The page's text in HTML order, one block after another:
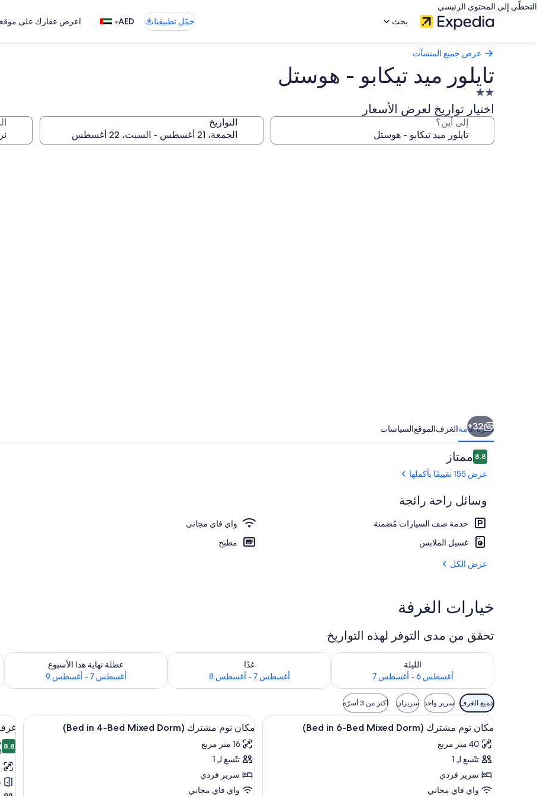
التخطّي إلى المحتوى الرئيسي
بحث
حمّل تطبيقنا AED
• اعرض عقارك على
عرض جميع المنشآت
تايلور ميد تيكابو - هوستل
منشأة
فندقية
مصنفة
بنجمتين
2.0
اختيار تواريخ لعرض الأسعار
إلى أين؟ التواريخ
32+
نظرة عامةالغرفالموقعالسياسات
التقييمات
8.88.8 من 10ممتاز
عرض 155 تقييمًا بأكملها
وسائل راحة رائجة
خدمة صف السيارات مُضمنة
واي فاي مجاني
غسيل الملابس
مطبخ
عرض الكل
خيارات الغرفة
تحقق من مدى التوفر لهذه التواريخ
الليلة
أغسطس 6 - أغسطس 7
تحقق من مدى التوفر لليلة للفترة أغسطس 6 - أغسطس 7
غدًا
أغسطس 7 - أغسطس 8
تحقق من مدى التوفر لغد للفترة أغسطس 7 - أغسطس 8
عطلة نهاية هذا الأسبوع
أغسطس 7 - أغسطس 9
تحقق من مدى التوفر لعطلة نهاية هذا الأسبوع
عوامل
التصفية
المتاحة
للغرف
جميع الغرف سرير واحد سريران أكثر من 3 أسرّة
استعراض
جميع
صور
مكان
نوم
مشترك
مكواة/لوح كي وواي فاي مجانًا وملاءات أسرّة
1
مكان نوم مشترك (Bed in 6-Bed Mixed Dorm)
40 متر مربع
تتّسع لـِ 1
سرير فردي
واي فاي مجاني
استعراض
جميع
صور
مكان
نوم
مشترك
مكواة/لوح كي وواي فاي مجانًا وملاءات أسرّة
1
مكان نوم مشترك (Bed in 4-Bed Mixed Dorm)
16 متر مربع
تتّسع لـِ 1
سرير فردي
واي فاي مجاني
-
1
8.8
8.8 من3